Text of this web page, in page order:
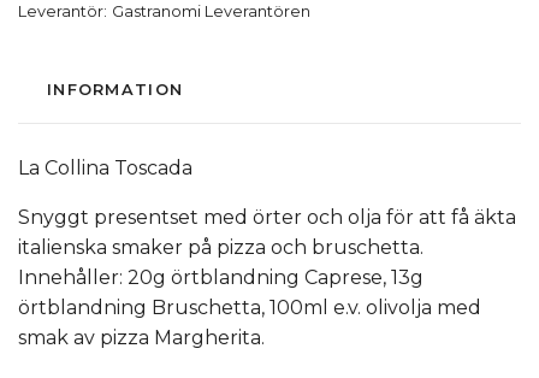
Leverantör: Gastranomi Leverantören
INFORMATION
La Collina Toscada
Snyggt presentset med örter och olja för att få äkta
italienska smaker på pizza och bruschetta.
Innehåller: 20g örtblandning Caprese, 13g
örtblandning Bruschetta, 100ml e.v. olivolja med
smak av pizza Margherita.